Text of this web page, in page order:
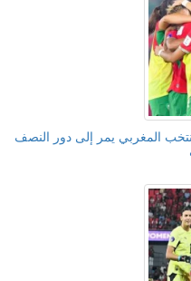
للسيدات –2026 : المنتخب المغربي يمر إلى دور النصف